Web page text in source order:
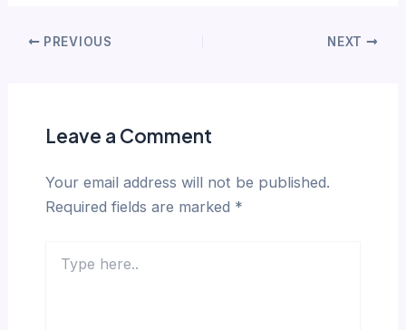
PREVIOUS NEXT
Leave a Comment
Your email address will not be published.
Required fields are marked *
here..